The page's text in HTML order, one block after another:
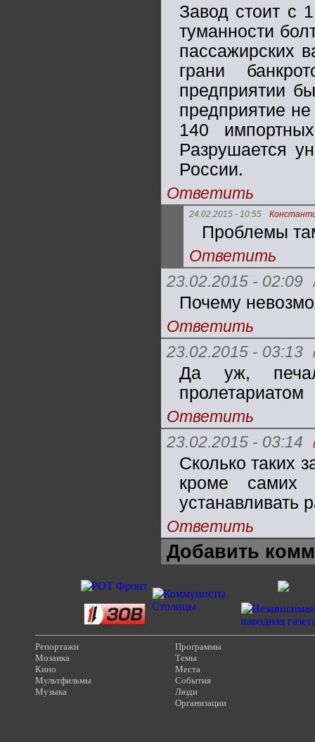
Завод стоит с
туманности
пассажирских
грани
предприятии
предприятие
140
Разрушается
России.
Ответить
24.02.2015 - 10:55
Проблемы
Ответить
23.02.2015 - 02:09
Почему
Ответить
23.02.2015 - 03:13
Да уж,
пролетариатом
Ответить
23.02.2015 - 03:14
Сколько таких
кроме самих
устанавливать
Ответить
Добавить
Репортажи
Мозаика
Кино
Мультфильмы
Музыка
Программы
Темы
Места
События
Люди
Организации